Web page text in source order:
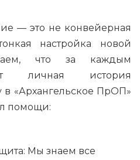
— это не конвейерная
настройка новой
что за каждым
личная история
«Архангельское ПрОП»
помощи:
Мы знаем все